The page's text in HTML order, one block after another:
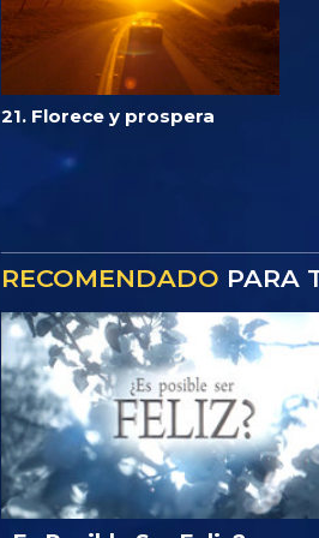
21. Florece y prospera
RECOMENDADO PARA